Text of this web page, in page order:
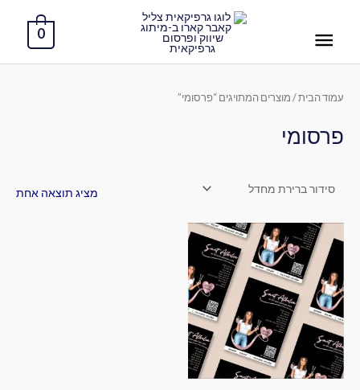
ראשי
0
עמוד הבית/ מוצרים המתויגים “פרסומי”
פרסומי
מציג תוצאה אחת